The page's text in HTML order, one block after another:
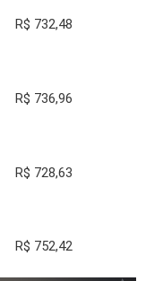
R$ 732,48
R$ 736,96
R$ 728,63
R$ 752,42